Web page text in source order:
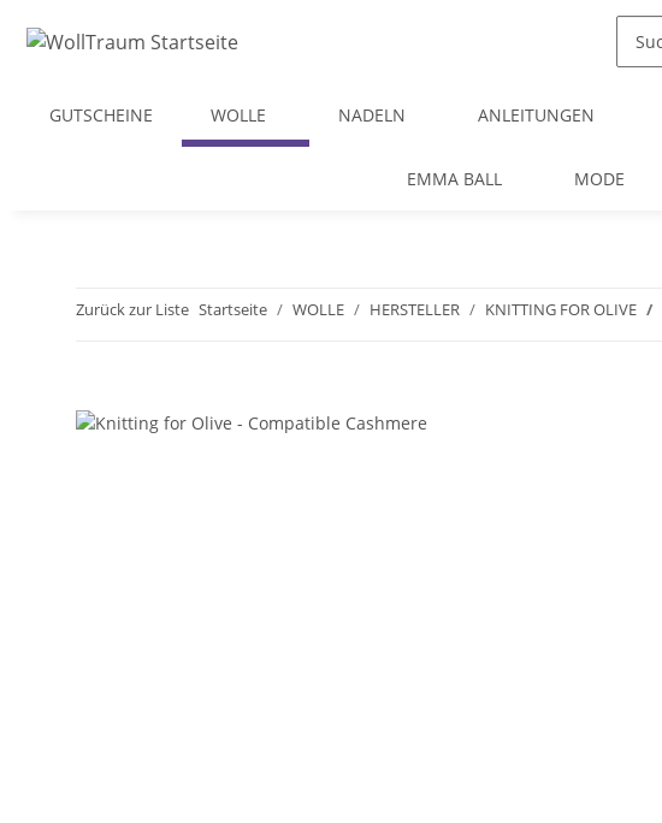
GUTSCHEINE WOLLE NADELN ANLEITUNGEN
EMMA BALL MODE
Zurück zur Liste Startseite WOLLE HERSTELLER KNITTING FOR OLIVE